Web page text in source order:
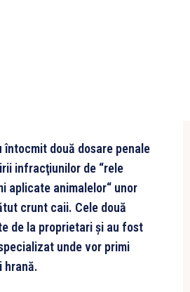
două dosare penale
infracţiunilor de “rele
aplicate animalelor“ unor
crunt caii. Cele două
de la proprietari și au fost
unde vor primi
hrană.